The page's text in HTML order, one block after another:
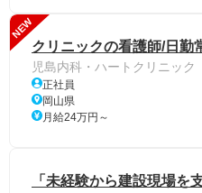
NEW
クリニックの看護師/日勤
児島内科・ハートクリニック
正社員
岡山県
月給24万円～
「未経験から建設現場を